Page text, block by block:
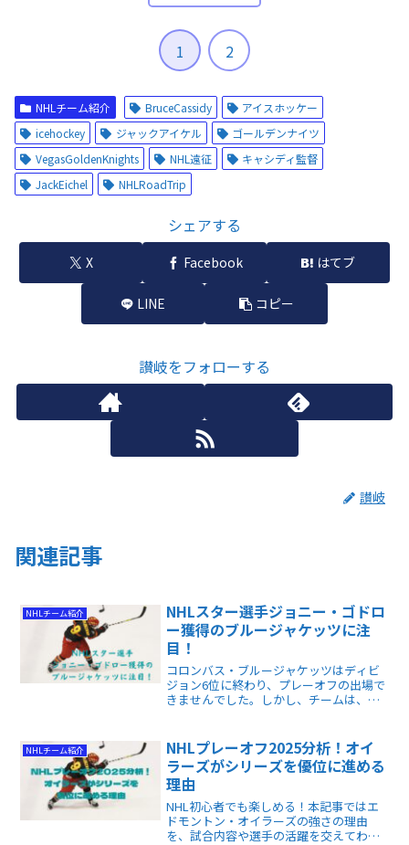
1 2
NHLチーム紹介 BruceCassidy
アイスホッケー
icehockey
ジャックアイケル
ゴールデンナイツ
VegasGoldenKnights
NHL遠征
キャシディ監督
JackEichel
NHLRoadTrip
シェアする
X Facebook はてブ
LINE コピー
讃岐をフォローする
讃岐
関連記事
NHLチーム紹介
NHLスター選手ジョニー・ゴドロ
ー獲得のブルージャケッツに注
目！
コロンバス・ブルージャケッツはディビ
ジョン6位に終わり、プレーオフの出場で
きませんでした。しかし、チームは、オ
ドローがチームに有益なケミストリーを
もたらすのか。
NHLチーム紹介
NHLプレーオフ2025分析！オイ
ラーズがシリーズを優位に進める
理由
NHL初心者でも楽しめる！本記事ではエ
ドモントン・オイラーズの強さの理由
を、試合内容や選手の活躍を交えてわか